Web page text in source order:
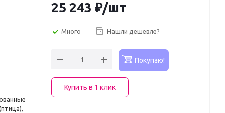
25 243 ₽/шт
Много Нашли дешевле?
Покупаю!
Купить в 1 клик